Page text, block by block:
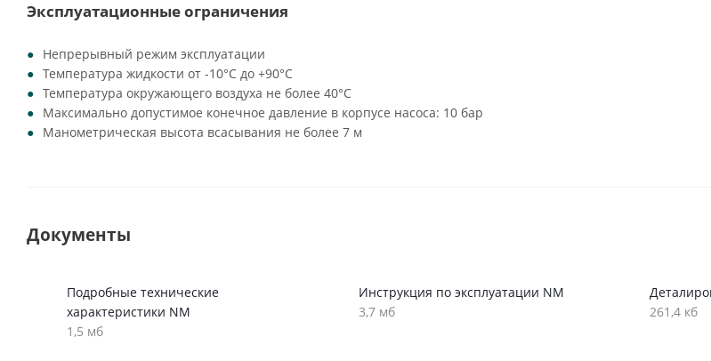
Эксплуатационные ограничения
Непрерывный режим эксплуатации
Температура жидкости от -10°C до +90°C
Температура окружающего воздуха не более 40°C
Максимально допустимое конечное давление в корпусе насоса: 10 бар
Манометрическая высота всасывания не более 7 м
Документы
Подробные технические
характеристики NM
1,5 мб
Инструкция по эксплуатации NM
3,7 мб
261,4 кб